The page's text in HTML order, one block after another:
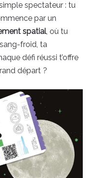
simple spectateur : tu
par un
spatial, où tu
froid, ta
défi réussi t’offre
départ ?